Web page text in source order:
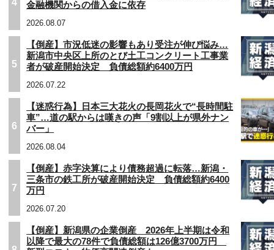
4
金融機関からの借入金に依存
2026.08.07
5
【倒産】市況低迷の影響もあり受注が伸び悩み…
新潟市中央区上所のとび土工コンクリート工事業
者が破産開始決定 負債総額約6400万円
2026.07.22
6
【迷惑行為】日本三大花火の長岡花火で“長時間駐
車”…道の駅からは嘆きの声「9割以上が県外ナン
バー」
2026.08.04
7
【倒産】赤字決算により債務超過に転落…新潟・
三条市の鉄工所が破産開始決定 負債総額約6400
万円
2026.07.20
【倒産】新潟県の企業倒産 2026年上半期は令和
以降で最大の78件で負債総額は126億3700万円